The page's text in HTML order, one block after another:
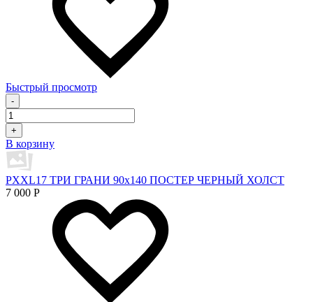
Быстрый просмотр
-
+
В корзину
PXXL17 ТРИ ГРАНИ 90x140 ПОСТЕР ЧЕРНЫЙ ХОЛСТ
7 000 Р